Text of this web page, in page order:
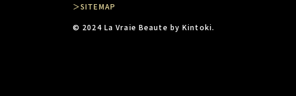
＞SITEMAP
© 2024 La Vraie Beaute by Kintoki.